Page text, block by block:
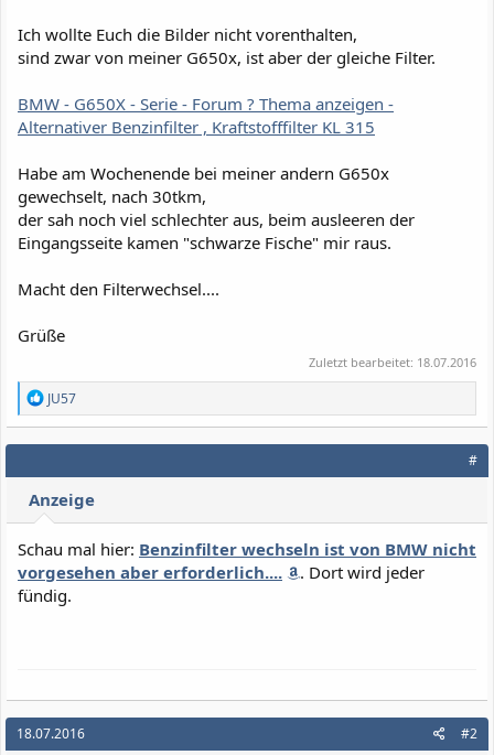
Ich wollte Euch die Bilder nicht vorenthalten,
sind zwar von meiner G650x, ist aber der gleiche Filter.
BMW - G650X - Serie - Forum ? Thema anzeigen -
Alternativer Benzinfilter , Kraftstofffilter KL 315
Habe am Wochenende bei meiner andern G650x
gewechselt, nach 30tkm,
der sah noch viel schlechter aus, beim ausleeren der
Eingangsseite kamen "schwarze Fische" mir raus.
Macht den Filterwechsel....
Grüße
Zuletzt bearbeitet: 18.07.2016
R
e
a
k
o
n
n
:
JU57
#
Anzeige
Schau mal hier: Benzinfilter wechseln ist von BMW nicht
vorgesehen aber erforderlich....
. Dort wird jeder
fündig.
18.07.2016 #2